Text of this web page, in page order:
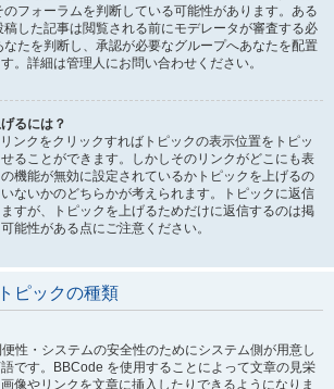
フォーラムを判断している可能性があります。ある
した記事は閲覧される前にモデレータが審査する必
たを判断し、承認が必要なグループへあなたを配置
。詳細は管理人にお問い合わせください。
るには？
ンクをクリックすればトピックの表示位置をトピッ
ることができます。しかしそのリンクがどこにも表
機能が無効に設定されているかトピックを上げるの
ないかのどちらかが考えられます。トピックに返信
すが、トピックを上げるためだけに返信するのは掲
能性がある点にご注意ください。
ピックの種類
性・システムの安全性のためにシステム側が用意し
です。BBCode を使用することによって文章の見栄
像やリンクを文章に挿入したりできるようになりま